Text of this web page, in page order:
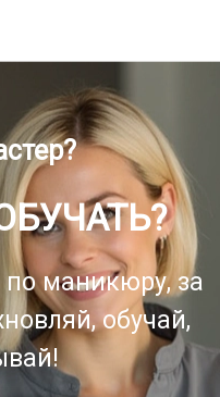
маникюру, за
обучай,